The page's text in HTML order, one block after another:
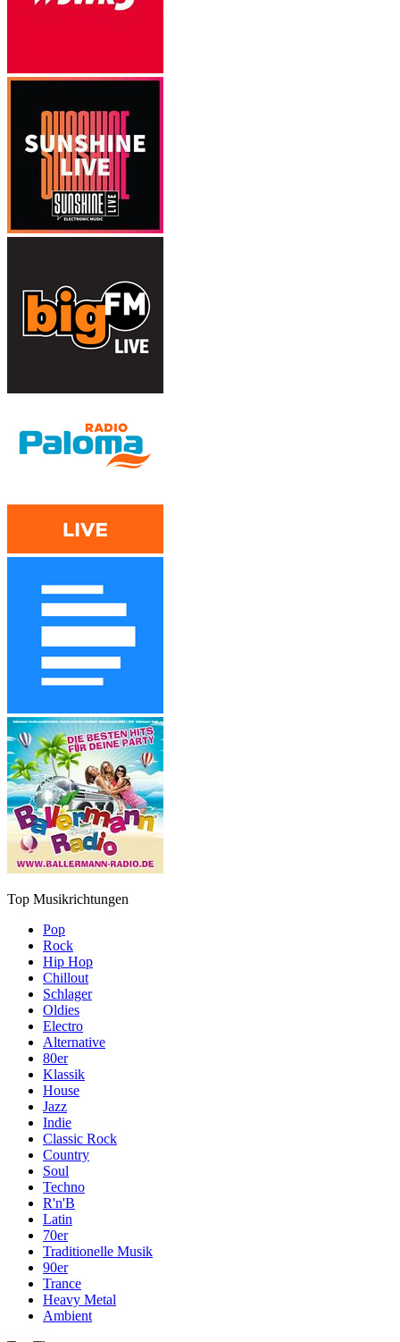
Top Musikrichtungen
Pop
Rock
Hip Hop
Chillout
Schlager
Oldies
Electro
Alternative
80er
Klassik
House
Jazz
Indie
Classic Rock
Country
Soul
Techno
R'n'B
Latin
70er
Traditionelle Musik
90er
Trance
Heavy Metal
Ambient